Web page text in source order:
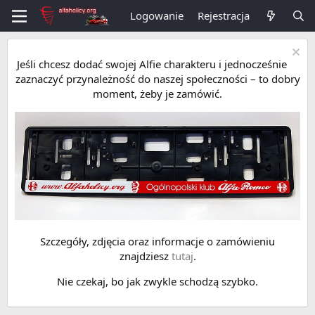
Logowanie Rejestracja
Jeśli chcesz dodać swojej Alfie charakteru i jednocześnie
zaznaczyć przynależność do naszej społeczności – to dobry
moment, żeby je zamówić.
Szczegóły, zdjęcia oraz informacje o zamówieniu
znajdziesz tutaj.
Nie czekaj, bo jak zwykle schodzą szybko.